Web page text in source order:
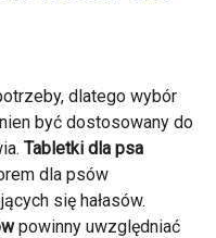
dlatego wybór
być dostosowany do
Tabletki dla psa
dla psów
się hałasów.
powinny uwzględniać